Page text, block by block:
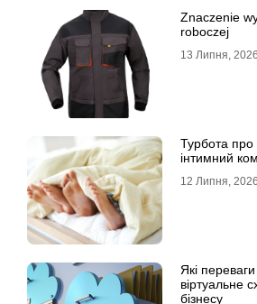
Znaczenie
roboczej
13 Липня, 2026
Турбота
інтимний
12 Липня, 2026
Які
віртуальне
бізнесу